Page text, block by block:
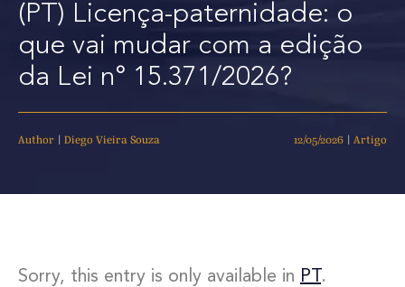
(PT) Licença-paternidade: o
que vai mudar com a edição
da Lei n° 15.371/2026?
Author | Diego Vieira Souza 12/05/2026 | Artigo
Sorry, this entry is only available in PT .